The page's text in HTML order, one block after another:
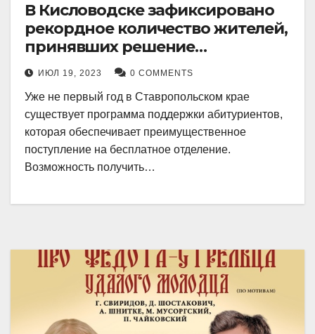
В Кисловодске зафиксировано
рекордное количество жителей,
принявших решение
воспользоваться
установленными мерами, с
целью поступления в
медицинский вуз в районе.
ИЮЛ 19, 2023 0 COMMENTS
Уже не первый год в Ставропольском крае
существует программа поддержки абитуриентов,
которая обеспечивает преимущественное
поступление на бесплатное отделение.
Возможность получить…